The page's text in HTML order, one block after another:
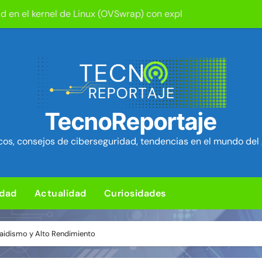
ya está disponible: Game Freak presenta su nuevo RPG
en cPanel permite ejecutar SQL como root (extra:
para sorprender con pocos ingredientes
ciberataques que interrumpen los servicios de agua en
84 fallos en los núcleos 4G y 5G, incluido un fallo de
Android baratos se hacen pasar por teléfonos y se
para subir un kit de herramientas de post-explotación a
TecnoReportaje
consejos de ciberseguridad, tendencias en el mundo
Actualidad Curiosidades
y Alto Rendimiento